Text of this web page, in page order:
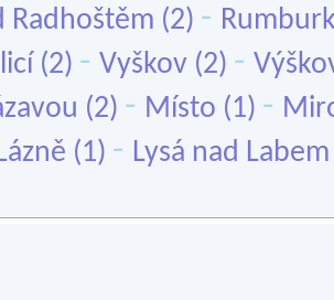
Radhoštěm (2) -
(2) - Vyškov (2) -
(2) - Místo (1) -
(1) - Lysá nad Labem